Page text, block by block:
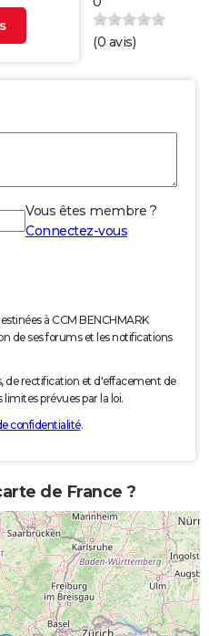
(0 avis)
Vous êtes membre ?
Connectez-vous
à CCM BENCHMARK
de ses forums et les notifications
de rectification et d'effacement de
prévues par la loi.
confidentialité.
de France ?